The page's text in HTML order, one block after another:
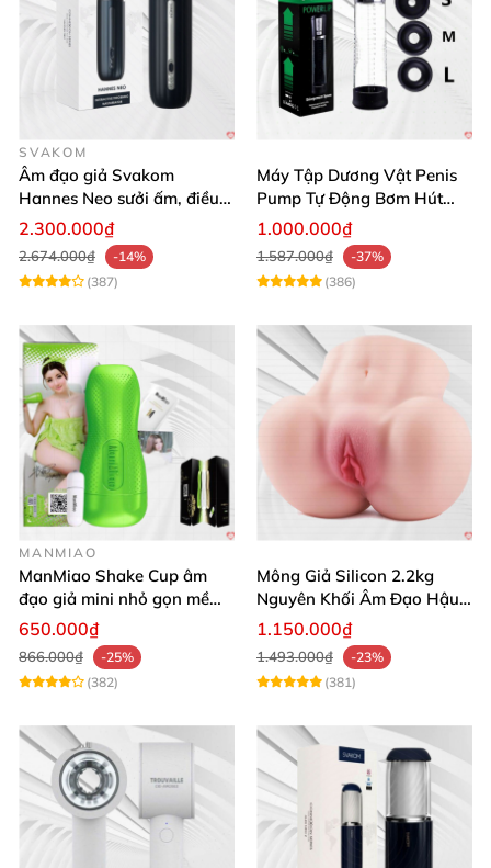
SVAKOM
Âm đạo giả Svakom
Hannes Neo sưởi ấm, điều
khiển app thông minh
2.300.000₫
2.674.000₫
-14%
(387)
Máy Tập Dương Vật Penis
Pump Tự Động Bơm Hút
Kích Thước Lớn
1.000.000₫
1.587.000₫
-37%
(386)
MANMIAO
ManMiao Shake Cup âm
đạo giả mini nhỏ gọn mềm
mịn
650.000₫
866.000₫
-25%
(382)
Mông Giả Silicon 2.2kg
Nguyên Khối Âm Đạo Hậu
Môn Siêu Thật
1.150.000₫
1.493.000₫
-23%
(381)